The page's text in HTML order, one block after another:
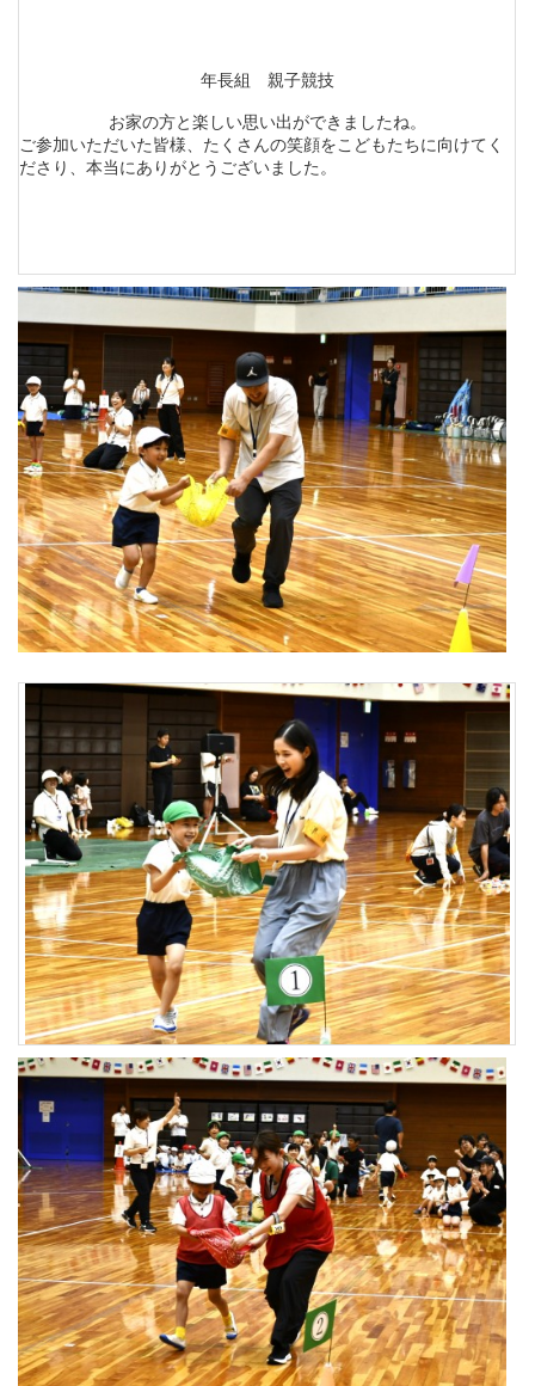
年長組 親子競技
お家の方と楽しい思い出ができましたね。
ご参加いただいた皆様、たくさんの笑顔をこどもたちに向けてく
ださり、本当にありがとうございました。